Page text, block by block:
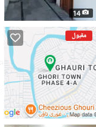
14
مقبول